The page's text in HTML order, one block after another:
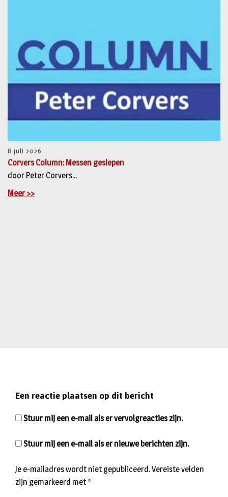
8 juli 2026
Corvers Column: Messen geslepen
door Peter Corvers...
Meer >>
Een reactie plaatsen op dit bericht
Je e-mailadres wordt niet gepubliceerd.Vereiste velden
zijn gemarkeerd met *
Stuur mij een e-mail als er vervolgreacties zijn.
Stuur mij een e-mail als er nieuwe berichten zijn.